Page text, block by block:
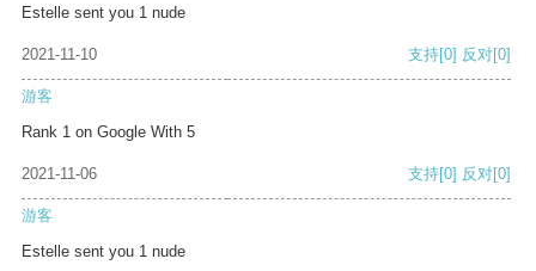
Estelle sent you 1 nude
2021-11-10 支持[0] 反对[0]
游客
Rank 1 on Google With 5
2021-11-06 支持[0] 反对[0]
游客
Estelle sent you 1 nude